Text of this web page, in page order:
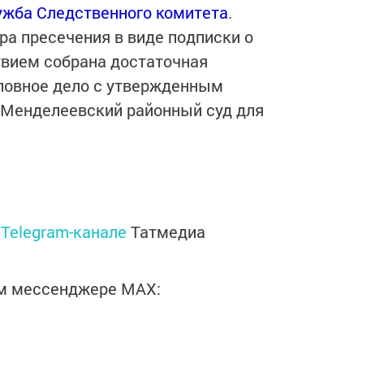
Следственного комитета.
пресечения в виде подписки о
собрана достаточная
дело с утвержденным
районный суд для
Telegram-канале Татмедиа
мессенджере MАХ: